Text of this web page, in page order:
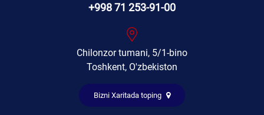
+998 71 253-91-00
Chilonzor tumani, 5/1-bino
Toshkent, O'zbekiston
Bizni Xaritada toping